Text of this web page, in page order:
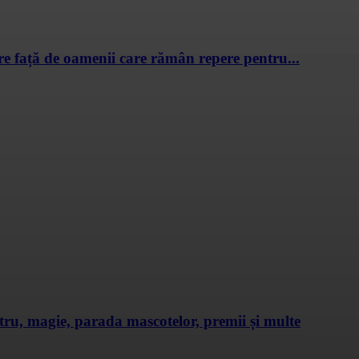
față de oamenii care rămân repere pentru...
magie, parada mascotelor, premii și multe